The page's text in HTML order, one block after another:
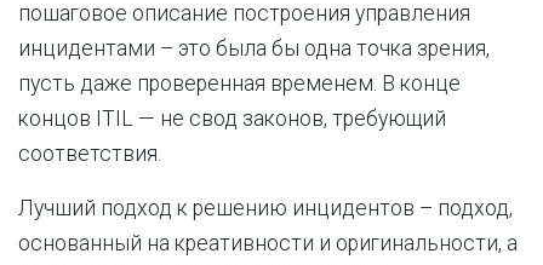
пошаговое описание построения управления
инцидентами – это была бы одна точка зрения,
пусть даже проверенная временем. В конце
концов ITIL — не свод законов, требующий
соответствия.
Лучший подход к решению инцидентов – подход,
основанный на креативности и оригинальности, а